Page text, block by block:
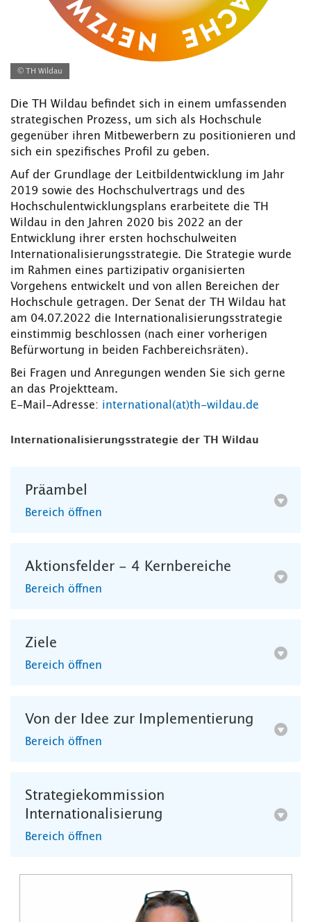
© TH Wildau
Die TH Wildau befindet sich in einem umfassenden
strategischen Prozess, um sich als Hochschule
gegenüber ihren Mitbewerbern zu positionieren und
sich ein spezifisches Profil zu geben.
Auf der Grundlage der Leitbildentwicklung im Jahr
2019 sowie des Hochschulvertrags und des
Hochschulentwicklungsplans erarbeitete die TH
Wildau in den Jahren 2020 bis 2022 an der
Entwicklung ihrer ersten hochschulweiten
Internationalisierungsstrategie. Die Strategie wurde
im Rahmen eines partizipativ organisierten
Vorgehens entwickelt und von allen Bereichen der
Hochschule getragen. Der Senat der TH Wildau hat
am 04.07.2022 die Internationalisierungsstrategie
einstimmig beschlossen (nach einer vorherigen
Befürwortung in beiden Fachbereichsräten).
Bei Fragen und Anregungen wenden Sie sich gerne
an das Projektteam.
E-Mail-Adresse: international(at)th-wildau.de
Internationalisierungsstrategie der TH Wildau
Präambel
Bereich öffnen
Aktionsfelder - 4 Kernbereiche
Bereich öffnen
Ziele
Bereich öffnen
Von der Idee zur Implementierung
Bereich öffnen
Strategiekommission
Internationalisierung
Bereich öffnen